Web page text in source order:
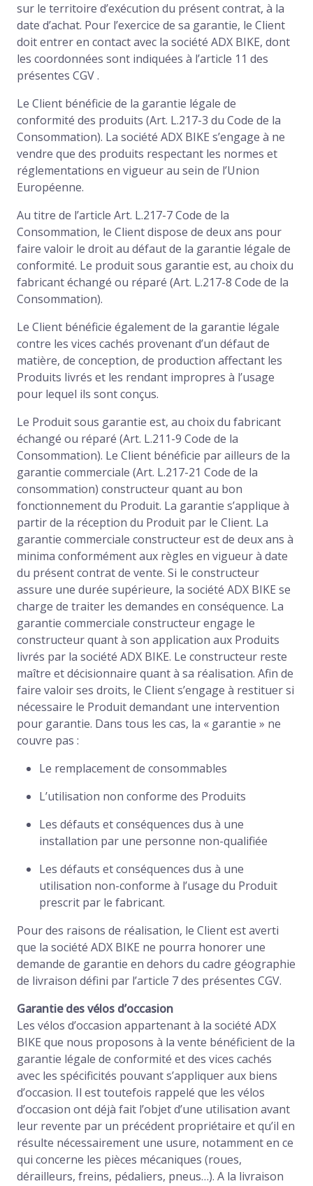
sur le territoire d’exécution du présent contrat, à la
date d’achat. Pour l’exercice de sa garantie, le Client
doit entrer en contact avec la société ADX BIKE, dont
les coordonnées sont indiquées à l’article 11 des
présentes CGV .
Le Client bénéficie de la garantie légale de
conformité des produits (Art. L.217-3 du Code de la
Consommation). La société ADX BIKE s’engage à ne
vendre que des produits respectant les normes et
réglementations en vigueur au sein de l’Union
Européenne.
Au titre de l’article Art. L.217-7 Code de la
Consommation, le Client dispose de deux ans pour
faire valoir le droit au défaut de la garantie légale de
conformité. Le produit sous garantie est, au choix du
fabricant échangé ou réparé (Art. L.217-8 Code de la
Consommation).
Le Client bénéficie également de la garantie légale
contre les vices cachés provenant d’un défaut de
matière, de conception, de production affectant les
Produits livrés et les rendant impropres à l’usage
pour lequel ils sont conçus.
Le Produit sous garantie est, au choix du fabricant
échangé ou réparé (Art. L.211-9 Code de la
Consommation). Le Client bénéficie par ailleurs de la
garantie commerciale (Art. L.217-21 Code de la
consommation) constructeur quant au bon
fonctionnement du Produit. La garantie s’applique à
partir de la réception du Produit par le Client. La
garantie commerciale constructeur est de deux ans à
minima conformément aux règles en vigueur à date
du présent contrat de vente. Si le constructeur
assure une durée supérieure, la société ADX BIKE se
charge de traiter les demandes en conséquence. La
garantie commerciale constructeur engage le
constructeur quant à son application aux Produits
livrés par la société ADX BIKE. Le constructeur reste
maître et décisionnaire quant à sa réalisation. Afin de
faire valoir ses droits, le Client s’engage à restituer si
nécessaire le Produit demandant une intervention
pour garantie. Dans tous les cas, la « garantie » ne
couvre pas :
Le remplacement de consommables
L’utilisation non conforme des Produits
Les défauts et conséquences dus à une
installation par une personne non-qualifiée
Les défauts et conséquences dus à une
utilisation non-conforme à l’usage du Produit
prescrit par le fabricant.
Pour des raisons de réalisation, le Client est averti
que la société ADX BIKE ne pourra honorer une
demande de garantie en dehors du cadre géographie
de livraison défini par l’article 7 des présentes CGV.
Garantie des vélos d’occasion
Les vélos d’occasion appartenant à la société ADX
BIKE que nous proposons à la vente bénéficient de la
garantie légale de conformité et des vices cachés
avec les spécificités pouvant s’appliquer aux biens
d’occasion. Il est toutefois rappelé que les vélos
d’occasion ont déjà fait l’objet d’une utilisation avant
leur revente par un précédent propriétaire et qu’il en
résulte nécessairement une usure, notamment en ce
qui concerne les pièces mécaniques (roues,
dérailleurs, freins, pédaliers, pneus…). A la livraison